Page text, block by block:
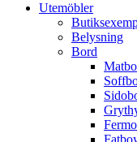
Utemöbler
Belysning
Bord